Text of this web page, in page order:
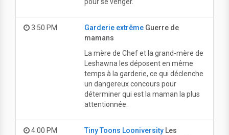
3:50 PM Garderie extrêmeGuerre de
mamans
La mère de Chef et la grand-mère de
Leshawna les déposent en même
temps à la garderie, ce qui déclenche
un dangereux concours pour
déterminer qui est la maman la plus
attentionnée.
4:00 PM Tiny Toons LooniversityLes